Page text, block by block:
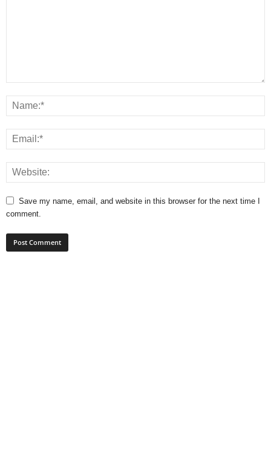
Save my name, email, and website in this browser for the next time I
comment.